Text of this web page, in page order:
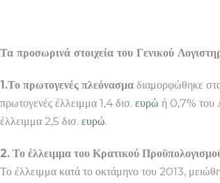
Τα προσωρινά στοιχεία του Γενικού
1.Το πρωτογενές πλεόνασμα διαμορφώθηκε
πρωτογενές έλλειμμα 1,4 δισ. ευρώ ή 0,7% του
έλλειμμα 2,5 δισ. ευρώ.
2. Το έλλειμμα του Κρατικού
Το έλλειμμα κατά το οκτάμηνο του 2013,